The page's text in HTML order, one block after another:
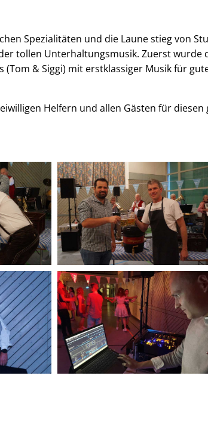
Spezialitäten und die Laune stieg von
tollen Unterhaltungsmusik. Zuerst wurde
(Tom & Siggi) mit erstklassiger Musik für
Helfern und allen Gästen für diesen